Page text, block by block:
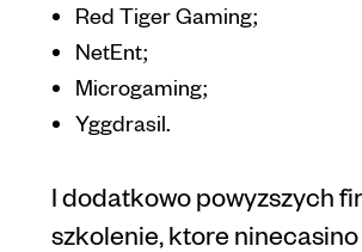
Red Tiger Gaming;
NetEnt;
Microgaming;
Yggdrasil.
I dodatkowo powyzszych
szkolenie, ktore